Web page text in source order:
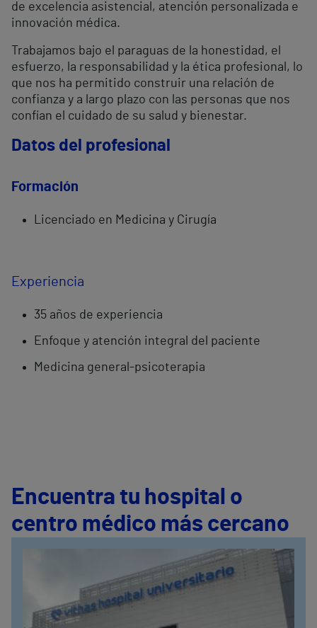
de excelencia asistencial, atención personalizada e
innovación médica.
Trabajamos bajo el paraguas de la honestidad, el
esfuerzo, la responsabilidad y la ética profesional, lo
que nos ha permitido construir una relación de
confianza y a largo plazo con las personas que nos
confían el cuidado de su salud y bienestar.
Datos del profesional
Formación
Licenciado en Medicina y Cirugía
Experiencia
35 años de experiencia
Enfoque y atención integral del paciente
Medicina general-psicoterapia
Encuentra tu hospital o
centro médico más cercano